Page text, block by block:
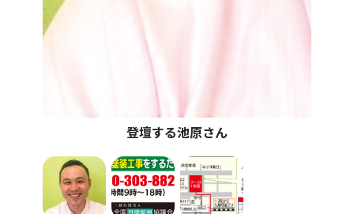
登壇する池原さん